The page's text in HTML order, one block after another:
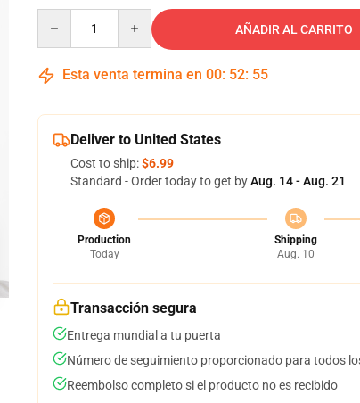
AÑADIR AL CARRITO
Esta venta termina en 00: 52: 54
Deliver to United States
Cost to ship:$6.99
Standard - Order today to get byAug. 14 - Aug. 21
Production
Today
Shipping
Aug. 10
Transacción segura
Entrega mundial a tu puerta
Número de seguimiento proporcionado para todos
Reembolso completo si el producto no es recibido